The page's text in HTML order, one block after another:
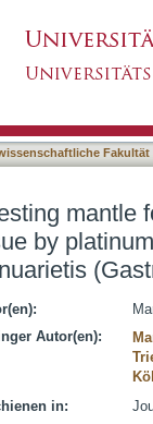
Fakultät
mantle
by
Autor(en):
in: